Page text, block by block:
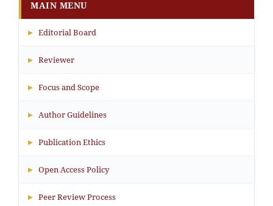
MAIN MENU
▸ Editorial Board
▸ Reviewer
▸ Focus and Scope
▸ Author Guidelines
▸ Publication Ethics
▸ Open Access Policy
▸ Peer Review Process